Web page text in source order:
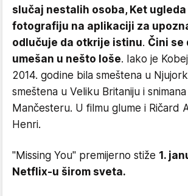
slučaj nestalih osoba, Ket ugleda
fotografiju na aplikaciji za
odlučuje da otkrije istinu. Čini se
umešan u nešto loše. Iako je
2014. godine bila smeštena u
smeštena u Veliku Britaniju i
Mančesteru. U filmu glume i Ričard
Henri.
"Missing You" premijerno stiže 1.
Netflix-u širom sveta.